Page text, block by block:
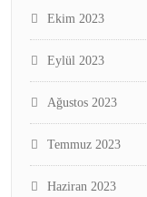
Ekim 2023
Eylül 2023
Ağustos 2023
Temmuz 2023
Haziran 2023